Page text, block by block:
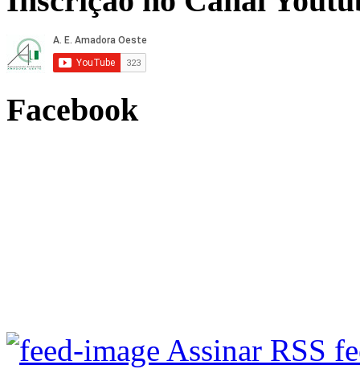
Facebook
Assinar RSS